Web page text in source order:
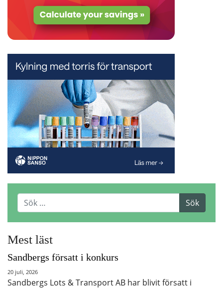
Mest läst
Sandbergs försatt i konkurs
20 juli, 2026
Sandbergs Lots & Transport AB har blivit försatt i